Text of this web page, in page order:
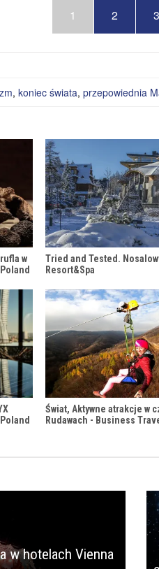
1 2 3
, koniec świata, przepowiednia
w
Tried and Tested.
Resort&Spa
Świat, Aktywne atrakcje w
Rudawach - Business
w hotelach Vienna